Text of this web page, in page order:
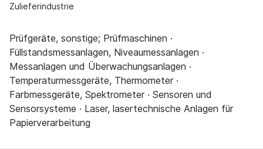
Zulieferindustrie
Prüfgeräte, sonstige; Prüfmaschinen ·
Füllstandsmessanlagen, Niveaumessanlagen ·
Messanlagen und Überwachungsanlagen ·
Temperaturmessgeräte, Thermometer ·
Farbmessgeräte, Spektrometer · Sensoren und
Sensorsysteme · Laser, lasertechnische Anlagen für
Papierverarbeitung